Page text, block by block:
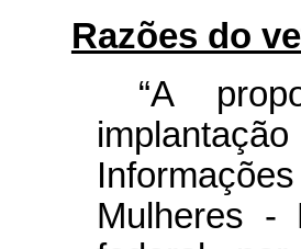
Razões do
“A
Mulheres -